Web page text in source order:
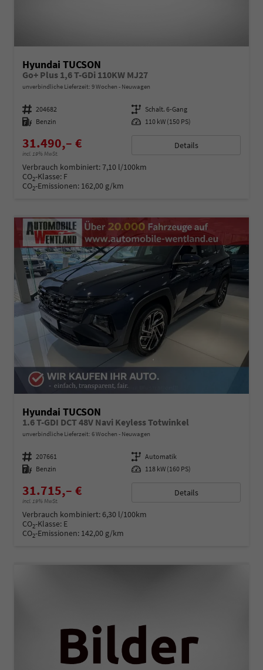
Hyundai TUCSON
Go+ Plus 1,6 T-GDi 110KW MJ27
unverbindliche Lieferzeit: 9 Wochen Neuwagen
Fahrzeugnummer 204682 Getriebe Schalt. 6-Gang
Kraftstoff Benzin Leistung 110 kW (150 PS)
31.490,– €
incl. 19% MwSt.
Details
Verbrauch kombiniert:7,10 l/100km
CO2-Klasse: F
CO2-Emissionen: 162,00 g/km
Hyundai TUCSON
1.6 T-GDI DCT 48V Navi Keyless Totwinkel
unverbindliche Lieferzeit: 6 Wochen Neuwagen
Fahrzeugnummer 207661 Getriebe Automatik
Kraftstoff Benzin Leistung 118 kW (160 PS)
31.715,– €
incl. 19% MwSt.
Details
Verbrauch kombiniert:6,30 l/100km
CO2-Klasse: E
CO2-Emissionen: 142,00 g/km